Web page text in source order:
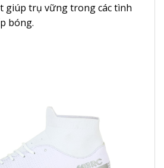
giúp trụ vững trong các tình
bóng.